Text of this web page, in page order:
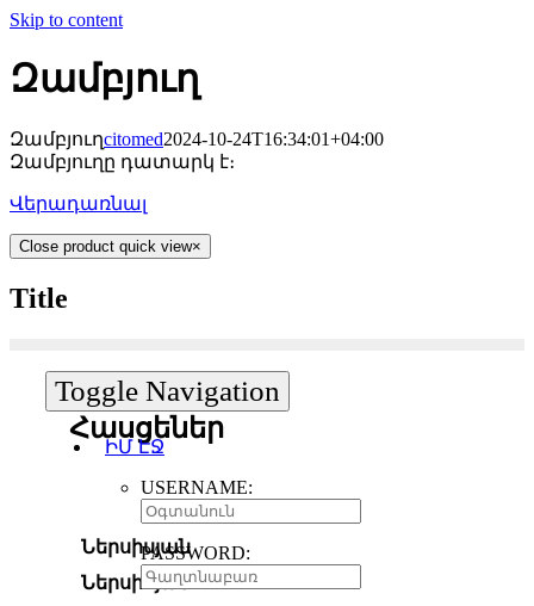
Skip to content
Toggle Navigation
ԻՄ ԷՋ
USERNAME:
PASSWORD:
Զամբյուղ
Զամբյուղcitomed2024-10-24T16:34:01+04:00
Զամբյուղը դատարկ է։
Վերադառնալ
Close product quick view×
Title
Հասցեներ
Ներսիսյան
Ներսիսյան